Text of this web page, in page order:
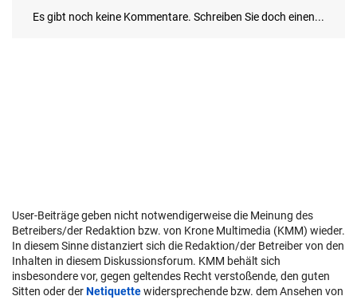
User-Beiträge geben nicht notwendigerweise die Meinung des
Betreibers/der Redaktion bzw. von Krone Multimedia (KMM) wieder.
In diesem Sinne distanziert sich die Redaktion/der Betreiber von den
Inhalten in diesem Diskussionsforum. KMM behält sich
insbesondere vor, gegen geltendes Recht verstoßende, den guten
Sitten oder derNetiquettewidersprechende bzw. dem Ansehen von